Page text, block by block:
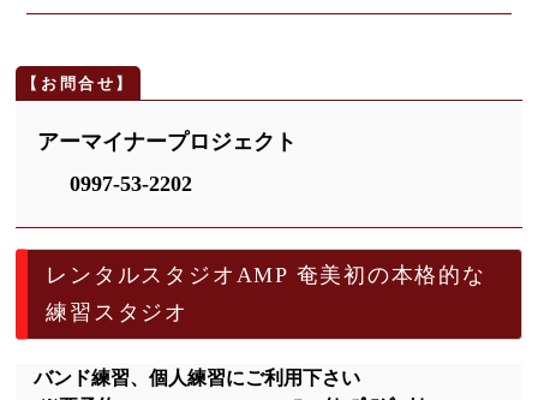
アーマイナープロジェクト
0997-53-2202
レンタルスタジオAMP 奄美初の本格的な
練習スタジオ
バンド練習、個人練習にご利用下さい